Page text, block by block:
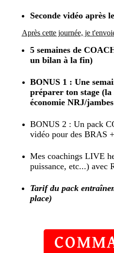
Seconde vidéo après
Après cette journée, je
5 semaines de
un bilan à la fin)
BONUS 1 : Une
préparer ton stage (la
économie NRJ/
BONUS 2 : Un pack
vidéo pour des BRAS
Mes coachings LIVE
puissance, etc...) avec
Tarif du pack
place)